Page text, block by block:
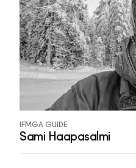
IFMGA GUIDE
Sami Haapasalmi